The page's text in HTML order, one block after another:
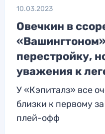
10.03.2023
Овечкин в
перестройку,
уважения к
У «Кэпиталз» все
близки к первому
плей-офф